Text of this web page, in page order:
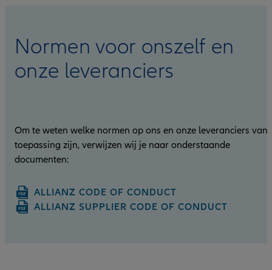
Normen voor onszelf en
onze leveranciers
Om te weten welke normen op ons en onze leveranciers van
toepassing zijn, verwijzen wij je naar onderstaande
documenten:
ALLIANZ CODE OF CONDUCT
ALLIANZ SUPPLIER CODE OF CONDUCT